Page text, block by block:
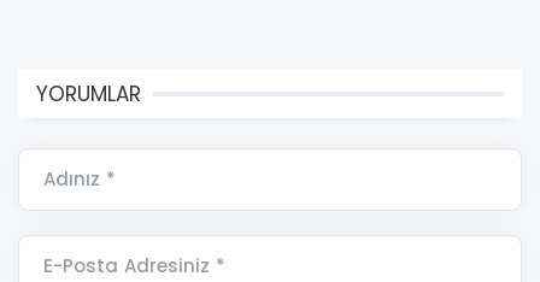
YORUMLAR
Adınız *
E-Posta Adresiniz *